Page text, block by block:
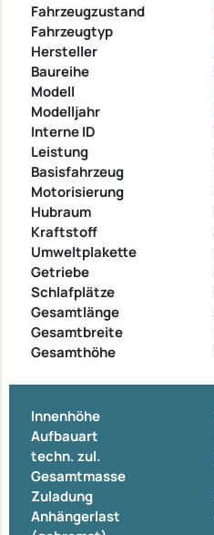
Fahrzeugzustand
Fahrzeugtyp
Hersteller
Baureihe
Modell
Modelljahr
Interne ID
Leistung
Basisfahrzeug
Motorisierung
Hubraum
Kraftstoff
Umweltplakette
Getriebe
Schlafplätze
Gesamtlänge
Gesamtbreite
Gesamthöhe
Innenhöhe
Aufbauart
techn. zul.
Gesamtmasse
Zuladung
Anhängerlast